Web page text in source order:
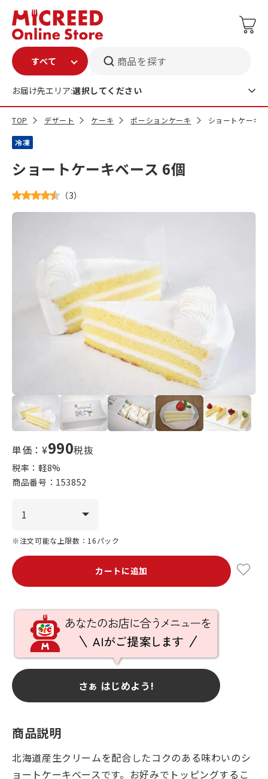
商品を探す
お届け先エリア:選択してください
TOP デザート ケーキ ポーションケーキ ショートケーキ
冷凍
ショートケーキベース 6個
（3）
単価：¥990税抜
税率：軽8%
商品番号： 153852
※注文可能な上限数：16パック
カートに追加
さぁ はじめよう!
商品説明
北海道産生クリームを配合したコクのある味わいのシ
ョートケーキベースです。お好みでトッピングするこ